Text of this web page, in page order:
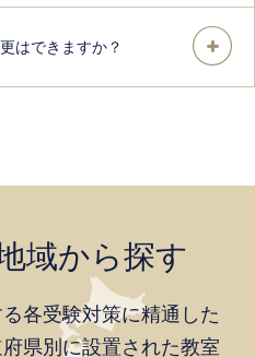
はできますか？
域から探す
各受験対策に精通した
県別に設置された教室